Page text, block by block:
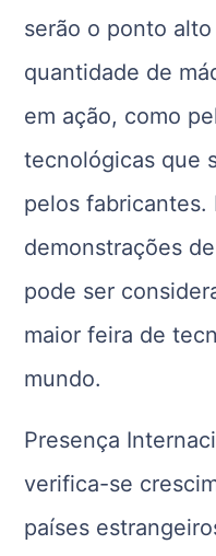
serão o ponto
quantidade de
em ação, como
tecnológicas que
pelos fabricantes.
demonstrações
pode ser
maior feira de
mundo.
Presença
verifica-se
países